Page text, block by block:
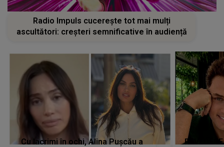
Radio Impuls cucerește tot mai mulți
ascultători: creșteri semnificative în audiență
Cu lacrimi în ochi, Alina Pușcău a